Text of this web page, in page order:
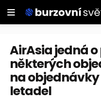
AirAsia jedná
některých
na
letadel